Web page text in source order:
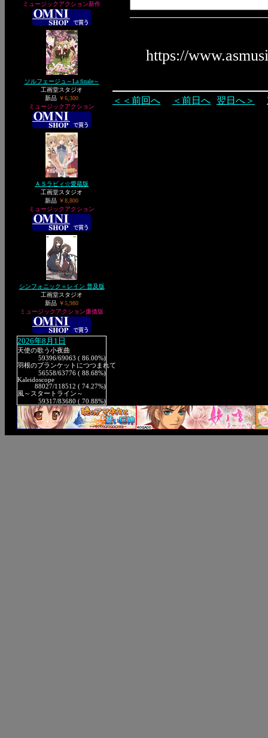
ミュージックアクション新作
ソルフェージュ～La finale～
工画堂スタジオ
新品 ￥6,300
ミュージックアクション
ＡＳラビィ☆愛蔵版
工画堂スタジオ
新品 ￥8,800
ミュージックアクション
シンフォニック＝レイン 普及版
工画堂スタジオ
新品 ￥5,980
ミュージックアクション廉価版
2026年8月1日
天使の歌う小夜曲
59396/69063 ( 86.00%)
羽根のブランケットにつつまれて
56558/63776 ( 88.68%)
Kaleidoscope
88027/118512 ( 74.27%)
風～スタートライン～
59317/83680 ( 70.88%)
https://
＜＜前回へ ＜前日へ 翌日へ＞